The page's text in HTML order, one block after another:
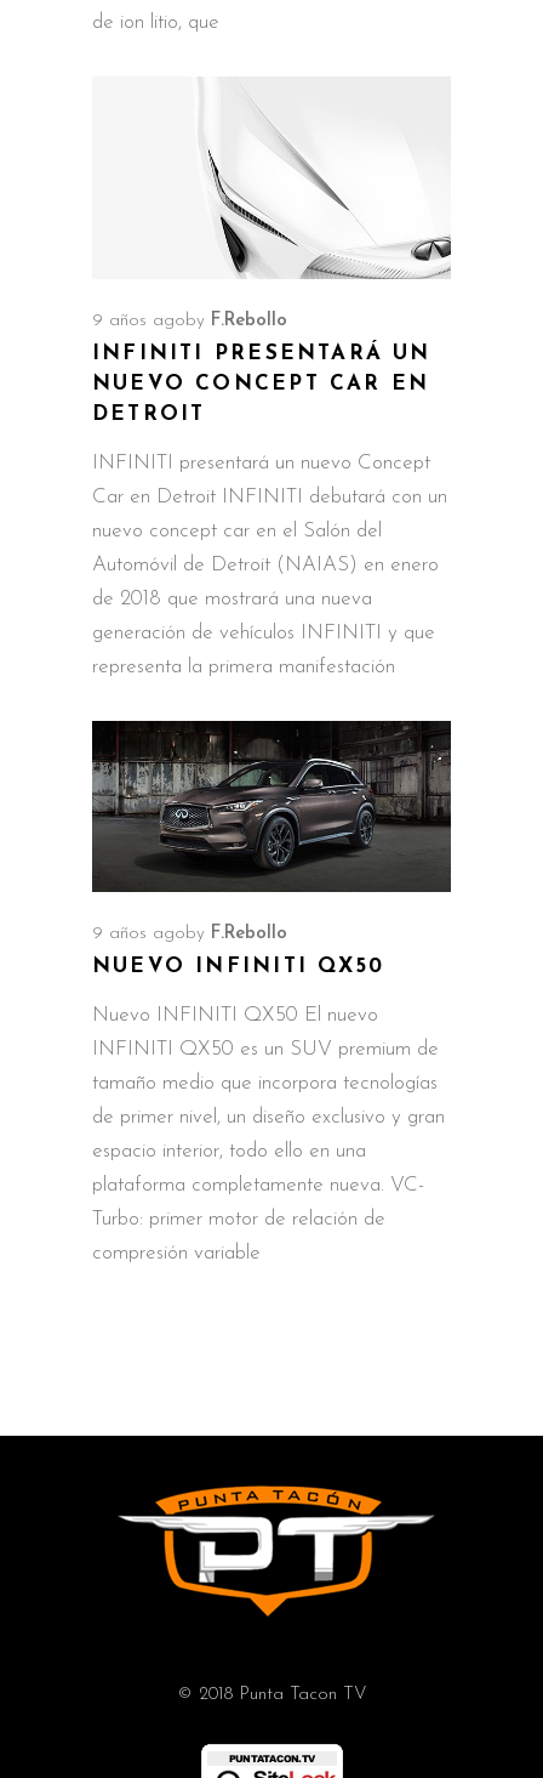
de ion litio, que
9 años agoby F.Rebollo
INFINITI PRESENTARÁ UN
NUEVO CONCEPT CAR EN
DETROIT
INFINITI presentará un nuevo Concept
Car en Detroit INFINITI debutará con un
nuevo concept car en el Salón del
Automóvil de Detroit (NAIAS) en enero
de 2018 que mostrará una nueva
generación de vehículos INFINITI y que
representa la primera manifestación
9 años agoby F.Rebollo
NUEVO INFINITI QX50
Nuevo INFINITI QX50 El nuevo
INFINITI QX50 es un SUV premium de
tamaño medio que incorpora tecnologías
de primer nivel, un diseño exclusivo y gran
espacio interior, todo ello en una
plataforma completamente nueva. VC-
Turbo: primer motor de relación de
compresión variable
© 2018 Punta Tacon TV